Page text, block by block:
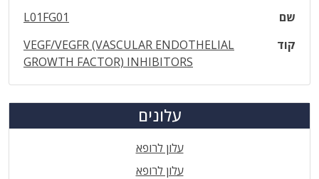
שם
L01FG01
קוד
VEGF/VEGFR (VASCULAR ENDOTHELIAL
GROWTH FACTOR) INHIBITORS
עלונים
עלון לרופא
עלון לרופא